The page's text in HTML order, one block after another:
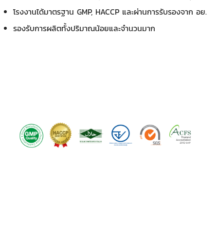
โรงงานได้มาตรฐาน GMP, HACCP และผ่านการรับรองจาก อย.
รองรับการผลิตทั้งปริมาณน้อยและจำนวนมาก